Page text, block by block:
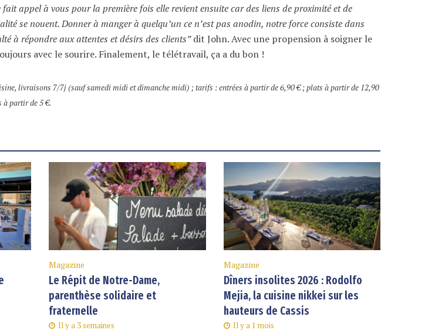
fait appel à vous pour la première fois elle revient ensuite car des liens de proximité et de
se nouent. Donner à manger à quelqu’un ce n’est pas anodin, notre force consiste dans
à répondre aux attentes et désirs des clients”dit John. Avec une propension à soigner le
avec le sourire. Finalement, le télétravail, ça a du bon !
livraisons 7/7j (sauf samedi midi et dimanche midi) ; tarifs : entrées à partir de 6,90 € ; plats à partir de 12,90
à partir de 5 €.
Magazine
Le Répit de Notre-Dame,
parenthèse solidaire et
fraternelle
Il y a 3 semaines
Magazine
Dîners insolites 2026 : Rodolfo
Mejia, la cuisine nikkei sur les
hauteurs de Cassis
Il y a 1 mois